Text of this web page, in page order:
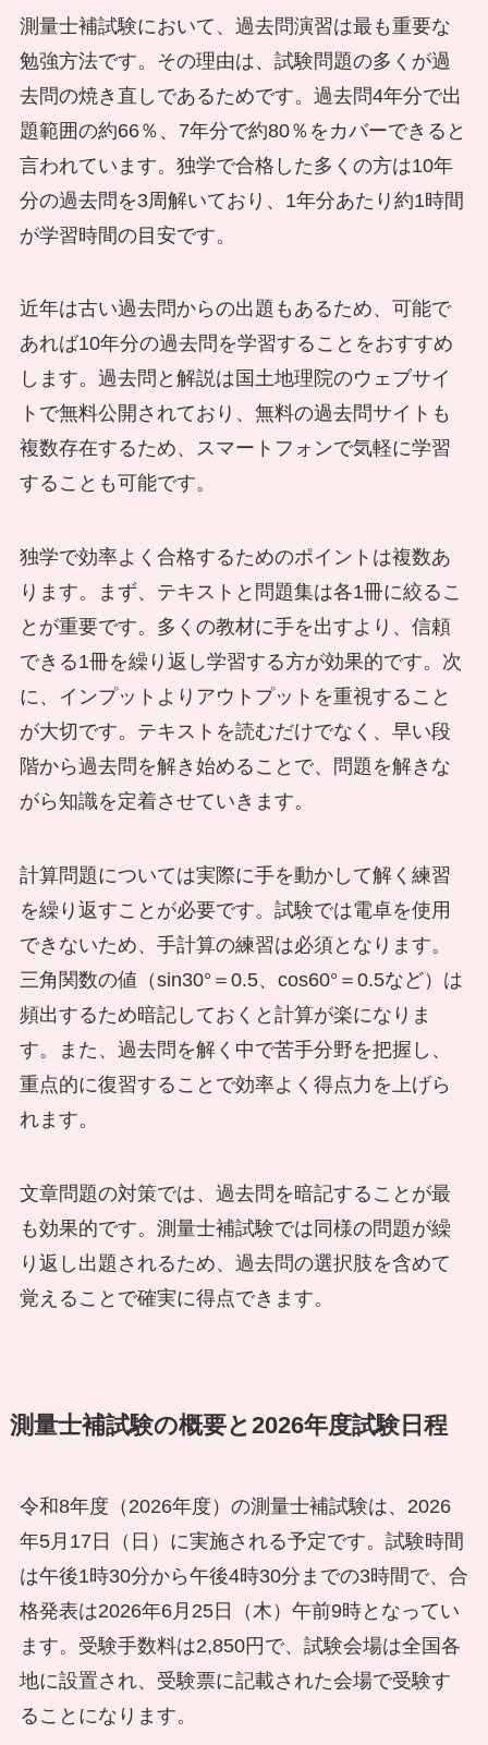
測量士補試験において、過去問演習は最も重要な
勉強方法です。その理由は、試験問題の多くが過
去問の焼き直しであるためです。過去問4年分で出
題範囲の約66％、7年分で約80％をカバーできると
言われています。独学で合格した多くの方は10年
分の過去問を3周解いており、1年分あたり約1時間
が学習時間の目安です。
近年は古い過去問からの出題もあるため、可能で
あれば10年分の過去問を学習することをおすすめ
します。過去問と解説は国土地理院のウェブサイ
トで無料公開されており、無料の過去問サイトも
複数存在するため、スマートフォンで気軽に学習
することも可能です。
独学で効率よく合格するためのポイントは複数あ
ります。まず、テキストと問題集は各1冊に絞るこ
とが重要です。多くの教材に手を出すより、信頼
できる1冊を繰り返し学習する方が効果的です。次
に、インプットよりアウトプットを重視すること
が大切です。テキストを読むだけでなく、早い段
階から過去問を解き始めることで、問題を解きな
がら知識を定着させていきます。
計算問題については実際に手を動かして解く練習
を繰り返すことが必要です。試験では電卓を使用
できないため、手計算の練習は必須となります。
三角関数の値（sin30°＝0.5、cos60°＝0.5など）は
頻出するため暗記しておくと計算が楽になりま
す。また、過去問を解く中で苦手分野を把握し、
重点的に復習することで効率よく得点力を上げら
れます。
文章問題の対策では、過去問を暗記することが最
も効果的です。測量士補試験では同様の問題が繰
り返し出題されるため、過去問の選択肢を含めて
覚えることで確実に得点できます。
測量士補試験の概要と2026年度試験日程
令和8年度（2026年度）の測量士補試験は、2026
年5月17日（日）に実施される予定です。試験時間
は午後1時30分から午後4時30分までの3時間で、合
格発表は2026年6月25日（木）午前9時となってい
ます。受験手数料は2,850円で、試験会場は全国各
地に設置され、受験票に記載された会場で受験す
ることになります。